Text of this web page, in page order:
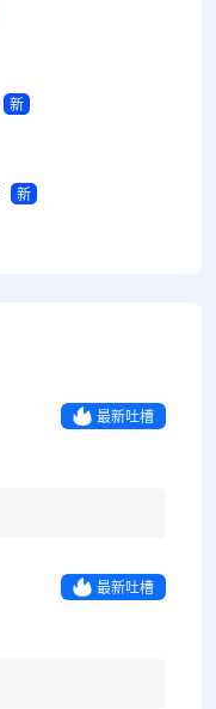
新
新
最新吐槽
最新吐槽